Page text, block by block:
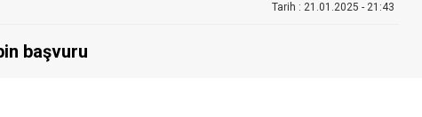
Tarih : 21.01.2025 - 21:43
başvuru